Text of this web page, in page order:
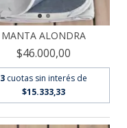
MANTA ALONDRA
$46.000,00
3 cuotas sin interés de
$15.333,33